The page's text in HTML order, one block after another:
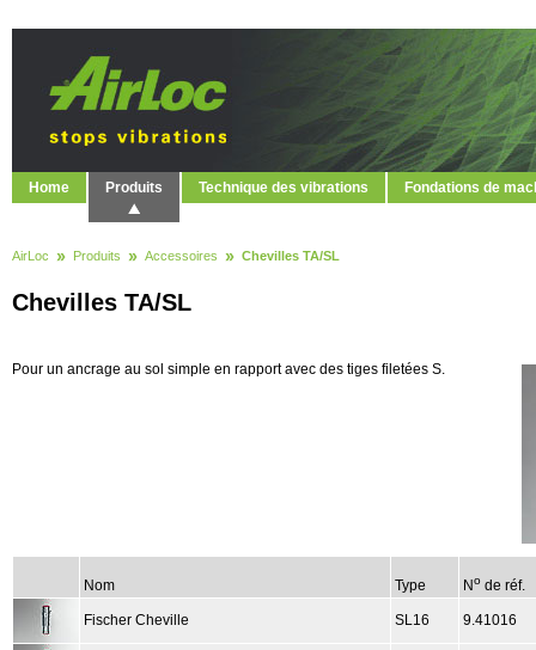
Home Produits Technique des vibrations Fondations de
AirLoc Produits Accessoires Chevilles TA/SL
Chevilles TA/SL
Pour un ancrage au sol simple en rapport avec des tiges filetées S.
Nom Type No de réf.
Fischer Cheville SL16 9.41016